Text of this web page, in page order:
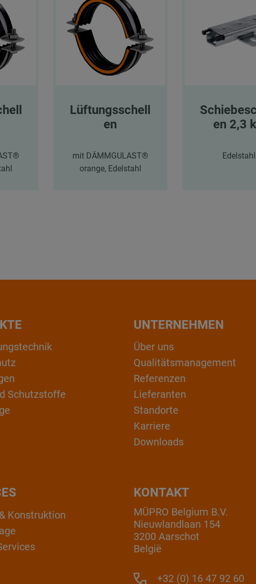
Lüftungsschell
en
mit DÄMMGULAST®
orange, Edelstahl
en 2,3
Edelstahl
Schutzstoffe
UNTERNEHMEN
Über uns
Qualitätsmanagement
Referenzen
Lieferanten
Standorte
Karriere
Downloads
KONTAKT
MÜPRO Belgium B.V.
Nieuwlandlaan 154
3200 Aarschot
België
+32 (0) 16 47 92 60
Konstruktion